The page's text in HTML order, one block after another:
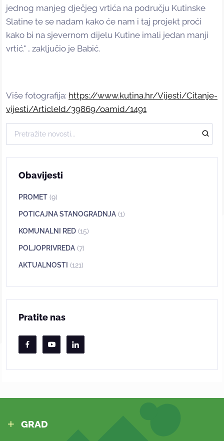
jednog manjeg dječjeg vrtića na području Kutinske
Slatine te se nadam kako će nam i taj projekt proći
kako bi na sjevernom dijelu Kutine imali jedan manji
vrtić." , zaključio je Babić.
Više fotografija: https://www.kutina.hr/Vijesti/Citanje-
vijesti/ArticleId/39869/oamid/1491
Obavijesti
PROMET (9)
POTICAJNA STANOGRADNJA (1)
KOMUNALNI RED (15)
POLJOPRIVREDA (7)
AKTUALNOSTI (121)
Pratite nas
GRAD